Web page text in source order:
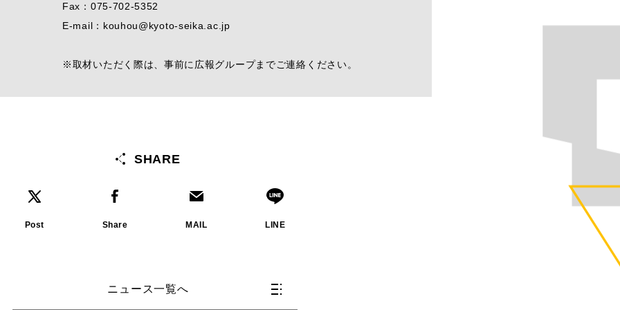
Fax：075-702-5352
E-mail：kouhou@kyoto-seika.ac.jp
※取材いただく際は、事前に広報グループまでご連絡ください。
SHARE
Post Share MAIL LINE
ニュース一覧へ